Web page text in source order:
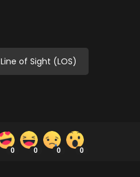
Line of Sight (LOS)
0 0 0 0